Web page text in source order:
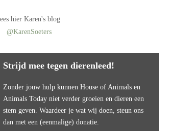
hier Karen's blog
@KarenSoeters
Strijd mee tegen dierenleed!
Zonder jouw hulp kunnen House of Animals en
Animals Today niet verder groeien en dieren een
stem geven. Waardeer je wat wij doen, steun ons
dan met een (eenmalige) donatie.